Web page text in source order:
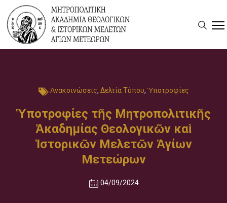
Ἀνακοινώσεις, Δελτία Τύπου, Ὑποτροφίες
Ὑποτροφίες τῆς Μητροπολιτικῆς
Ἀκαδημίας Θεολογικῶν καὶ
Ἱστορικῶν Μελετῶν Ἁγίων
Μετεώρων
04/09/2024